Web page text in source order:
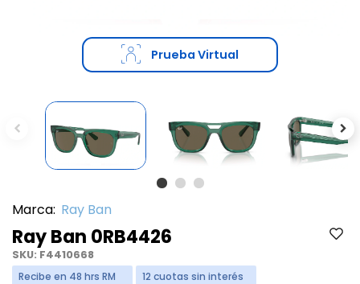
Prueba Virtual
Previous
Marca: Ray Ban
Ray Ban 0RB4426
SKU: F4410668
Recibe en 48 hrs RM
12 cuotas sin interés